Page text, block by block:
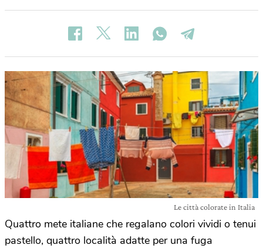
Le città colorate in Italia
Quattro mete italiane che regalano colori vividi o tenui
pastello, quattro località adatte per una fuga